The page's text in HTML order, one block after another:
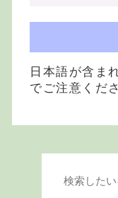
日本語が含ま
でご注意くだ